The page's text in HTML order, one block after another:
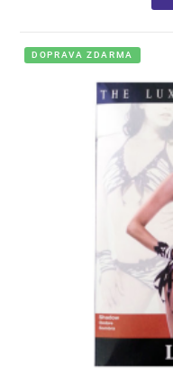
DOPRAVA ZDARMA